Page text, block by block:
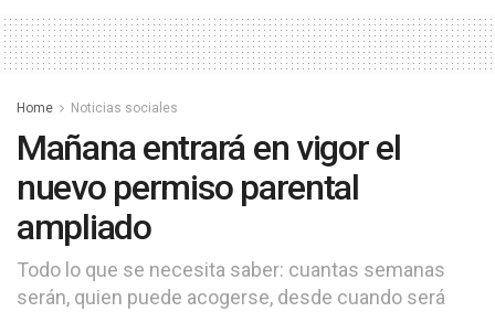
Home Noticias sociales
Mañana entrará en vigor el
nuevo permiso parental
ampliado
Todo lo que se necesita saber: cuantas semanas
serán, quien puede acogerse, desde cuando será